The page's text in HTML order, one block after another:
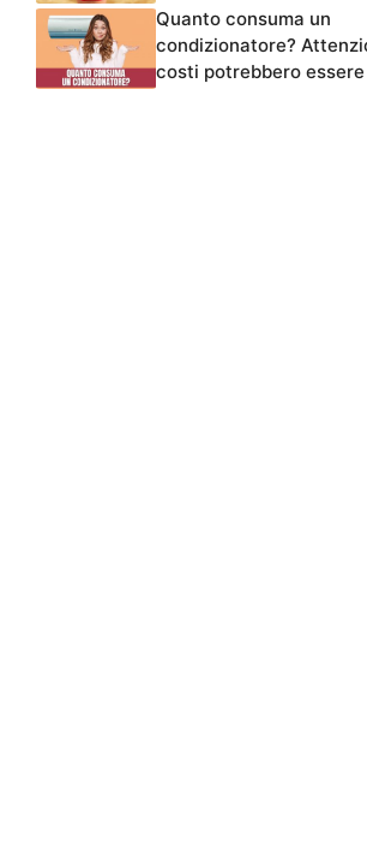
Quanto consuma un
condizionatore?
costi potrebbero